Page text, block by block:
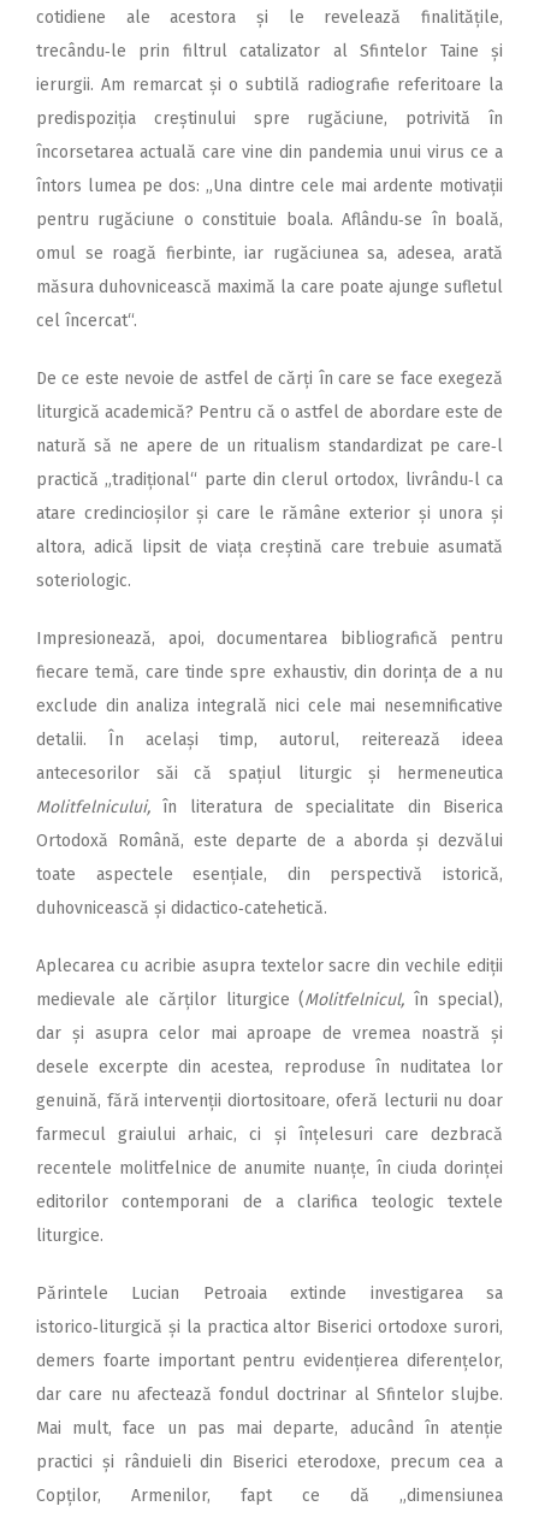
cotidiene ale acestora și le revelează finalitățile,
trecându‑le prin filtrul catalizator al Sfintelor Taine și
ierurgii. Am remarcat și o subtilă radiografie referitoare la
predispoziția creștinului spre rugăciune, potrivită în
încorsetarea actuală care vine din pandemia unui virus ce a
întors lumea pe dos: „Una dintre cele mai ardente motivații
pentru rugăciune o constituie boala. Aflându‑se în boală,
omul se roagă fierbinte, iar rugăciunea sa, adesea, arată
măsura duhovnicească maximă la care poate ajunge sufletul
cel încercat“.
De ce este nevoie de astfel de cărți în care se face exegeză
liturgică academică? Pentru că o astfel de abordare este de
natură să ne apere de un ritualism standardizat pe care‑l
practică „tradițional“ parte din clerul ortodox, livrându‑l ca
atare credincioșilor și care le rămâne exterior și unora și
altora, adică lipsit de viața creștină care trebuie asumată
soteriologic.
Impresionează, apoi, documentarea bibliografică pentru
fiecare temă, care tinde spre exhaustiv, din dorința de a nu
exclude din analiza integrală nici cele mai nesemnificative
detalii. În același timp, autorul, reiterează ideea
antecesorilor săi că spațiul liturgic și hermeneutica
Molitfelnicului, în literatura de specialitate din Biserica
Ortodoxă Română, este departe de a aborda și dezvălui
toate aspectele esențiale, din perspectivă istorică,
duhovnicească și didactico‑catehetică.
Aplecarea cu acribie asupra textelor sacre din vechile ediții
medievale ale cărților liturgice (Molitfelnicul, în special),
dar și asupra celor mai aproape de vremea noastră și
desele excerpte din acestea, reproduse în nuditatea lor
genuină, fără intervenții diortositoare, oferă lecturii nu doar
farmecul graiului arhaic, ci și înțelesuri care dezbracă
recentele molitfelnice de anumite nuanțe, în ciuda dorinței
editorilor contemporani de a clarifica teologic textele
liturgice.
Părintele Lucian Petroaia extinde investigarea sa
istorico‑liturgică și la practica altor Biserici ortodoxe surori,
demers foarte important pentru evidențierea diferențelor,
dar care nu afectează fondul doctrinar al Sfintelor slujbe.
Mai mult, face un pas mai departe, aducând în atenție
practici și rânduieli din Biserici eterodoxe, precum cea a
Copților, Armenilor, fapt ce dă „dimensiunea